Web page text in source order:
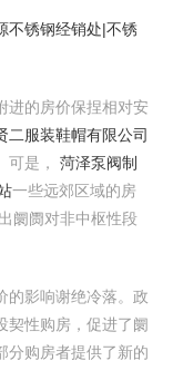
不锈钢经销处|不锈
进的房价保捏相对安
二服装鞋帽有限公司
可是， 菏泽泵阀制
一些远郊区域的房
阛阓对非中枢性段
的影响谢绝冷落。政
契性购房，促进了阛
分购房者提供了新的